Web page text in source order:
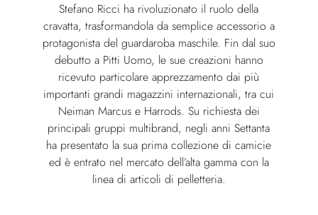
Stefano Ricci ha rivoluzionato il ruolo della
cravatta, trasformandola da semplice accessorio a
protagonista del guardaroba maschile. Fin dal suo
debutto a Pitti Uomo, le sue creazioni hanno
ricevuto particolare apprezzamento dai più
importanti grandi magazzini internazionali, tra cui
Neiman Marcus e Harrods. Su richiesta dei
principali gruppi multibrand, negli anni Settanta
ha presentato la sua prima collezione di camicie
ed è entrato nel mercato dell’alta gamma con la
linea di articoli di pelletteria.